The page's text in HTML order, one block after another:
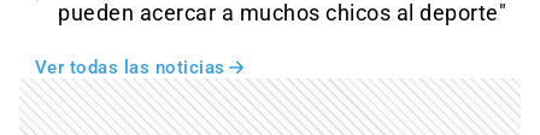
pueden acercar a muchos chicos al deporte"
Ver todas las noticias